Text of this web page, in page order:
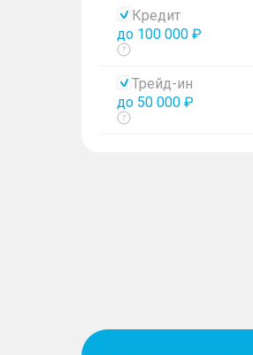
Кредит
до 100 000 ₽
Показать
Трейд-ин
до 50 000 ₽
Показать